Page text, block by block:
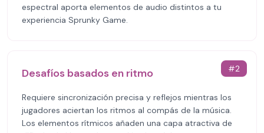
espectral aporta elementos de audio distintos a tu
experiencia Sprunky Game.
#2
Desafíos basados en ritmo
Requiere sincronización precisa y reflejos mientras los
jugadores aciertan los ritmos al compás de la música.
Los elementos rítmicos añaden una capa atractiva de